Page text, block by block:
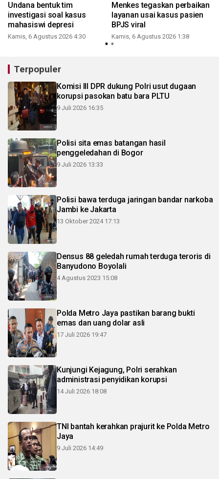
Undana bentuk tim
investigasi soal kasus
mahasiswi depresi
Kamis, 6 Agustus 2026 4:30
Menkes tegaskan perbaikan
layanan usai kasus pasien
BPJS viral
Kamis, 6 Agustus 2026 1:38
Terpopuler
Komisi III DPR dukung Polri usut dugaan
korupsi pasokan batu bara PLTU
9 Juli 2026 16:35
Polisi sita emas batangan hasil
penggeledahan di Bogor
9 Juli 2026 13:33
Polisi bawa terduga jaringan bandar narkoba
Jambi ke Jakarta
13 Oktober 2024 17:13
Densus 88 geledah rumah terduga teroris di
Banyudono Boyolali
4 Agustus 2023 15:08
Polda Metro Jaya pastikan barang bukti
emas dan uang dolar asli
17 Juli 2026 19:47
Kunjungi Kejagung, Polri serahkan
administrasi penyidikan korupsi
14 Juli 2026 18:08
TNI bantah kerahkan prajurit ke Polda Metro
Jaya
9 Juli 2026 14:49